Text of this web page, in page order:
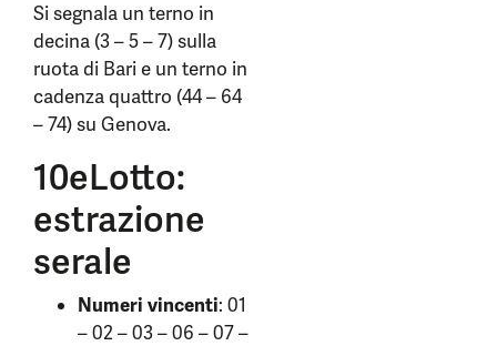
Si segnala un terno in
decina (3 – 5 – 7) sulla
ruota di Bari e un terno in
cadenza quattro (44 – 64
– 74) su Genova.
10eLotto:
estrazione
serale
Numeri vincenti: 01
– 02 – 03 – 06 – 07 –